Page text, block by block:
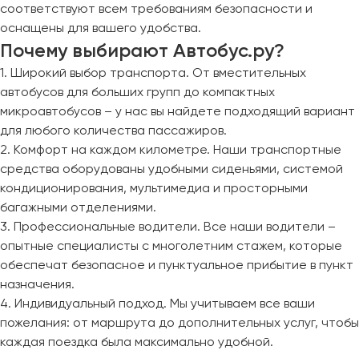
соответствуют всем требованиям безопасности и
оснащены для вашего удобства.
Почему выбирают Автобус.ру?
1. Широкий выбор транспорта. От вместительных
автобусов для больших групп до компактных
микроавтобусов – у нас вы найдете подходящий вариант
для любого количества пассажиров.
2. Комфорт на каждом километре. Наши транспортные
средства оборудованы удобными сиденьями, системой
кондиционирования, мультимедиа и просторными
багажными отделениями.
3. Профессиональные водители. Все наши водители –
опытные специалисты с многолетним стажем, которые
обеспечат безопасное и пунктуальное прибытие в пункт
назначения.
4. Индивидуальный подход. Мы учитываем все ваши
пожелания: от маршрута до дополнительных услуг, чтобы
каждая поездка была максимально удобной.